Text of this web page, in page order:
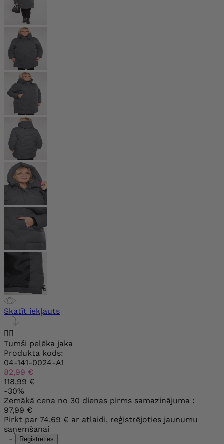
Skatīt iekļauts

Tumši pelēka jaka
Produkta kods:
04-141-0024-A1
82,99 €
118,99 €
-30%
Zemākā cena no 30 dienas pirms samazinājuma :
97,99 €
Pirkt par 74.69 € ar atlaidi, reģistrējoties jaunumu
saņemšanai
-
Reģistrēties